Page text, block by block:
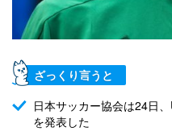
ざっくり言うと
日本サッカー協会は24日
を発表した